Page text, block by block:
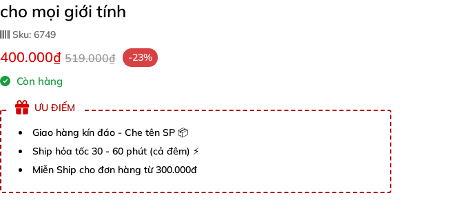
cho mọi giới tính
Sku: 6749
400.000₫ 519.000₫ -23%
Còn hàng
ƯU ĐIỂM
Giao hàng kín đáo - Che tên SP 📦
Ship hỏa tốc 30 - 60 phút (cả đêm) ⚡
Miễn Ship cho đơn hàng từ 300.000đ